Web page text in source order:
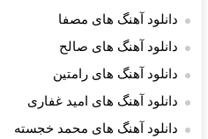
دانلود آهنگ های مصفا
دانلود آهنگ های صالح
دانلود آهنگ های رامتین
دانلود آهنگ های امید غفاری
دانلود آهنگ های محمد خجسته